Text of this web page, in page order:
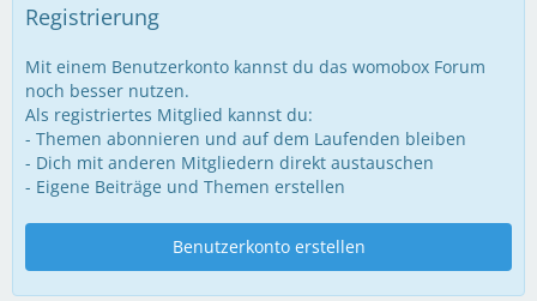
Registrierung
Mit einem Benutzerkonto kannst du das womobox Forum
noch besser nutzen.
Als registriertes Mitglied kannst du:
- Themen abonnieren und auf dem Laufenden bleiben
- Dich mit anderen Mitgliedern direkt austauschen
- Eigene Beiträge und Themen erstellen
Benutzerkonto erstellen